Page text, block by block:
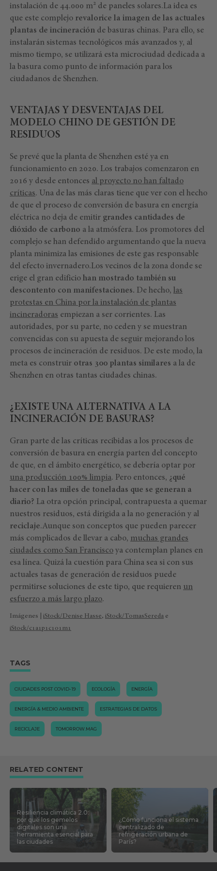
instalación de 44.000 m2 de paneles solares.La idea es
que este complejo revalorice la imagen de las actuales
plantas de incineración de basuras chinas. Para ello, se
instalarán sistemas tecnológicos más avanzados y, al
mismo tiempo, se utilizará esta microciudad dedicada a
la basura como punto de información para los
ciudadanos de Shenzhen.
VENTAJAS Y DESVENTAJAS DEL
MODELO CHINO DE GESTIÓN DE
RESIDUOS
Se prevé que la planta de Shenzhen esté ya en
funcionamiento en 2020. Los trabajos comenzaron en
2016 y desde entonces al proyecto no han faltado
críticas. Una de las más claras tiene que ver con el hecho
de que el proceso de conversión de basura en energía
eléctrica no deja de emitir grandes cantidades de
dióxido de carbono a la atmósfera. Los promotores del
complejo se han defendido argumentando que la nueva
planta minimiza las emisiones de este gas responsable
del efecto invernadero.Los vecinos de la zona donde se
erige el gran edificio han mostrado también su
descontento con manifestaciones. De hecho, las
protestas en China por la instalación de plantas
incineradoras empiezan a ser corrientes. Las
autoridades, por su parte, no ceden y se muestran
convencidas con su apuesta de seguir mejorando los
procesos de incineración de residuos. De este modo, la
meta es construir otras 300 plantas similares a la de
Shenzhen en otras tantas ciudades chinas.
¿EXISTE UNA ALTERNATIVA A LA
INCINERACIÓN DE BASURAS?
Gran parte de las críticas recibidas a los procesos de
conversión de basura en energía parten del concepto
de que, en el ámbito energético, se debería optar por
una producción 100% limpia. Pero entonces, ¿qué
hacer con las miles de toneladas que se generan a
diario? La otra opción principal, contrapuesta a quemar
nuestros residuos, está dirigida a la no generación y al
reciclaje.Aunque son conceptos que pueden parecer
más complicados de llevar a cabo, muchas grandes
ciudades como San Francisco ya contemplan planes en
esa línea. Quizá la cuestión para China sea si con sus
actuales tasas de generación de residuos puede
permitirse soluciones de este tipo, que requieren un
esfuerzo a más largo plazo.
Imágenes | iStock/Denise Hasse, iStock/TomasSereda e
iStock/c1a1p1c1o1m1
TAGS
CIUDADES POST COVID-19 ECOLOGÍA ENERGÍA
ENERGÍA & MEDIO AMBIENTE ESTRATEGIAS DE DATOS
RECICLAJE TOMORROW.MAG
RELATED CONTENT
Resiliencia climática 2.0:
por qué los gemelos
digitales son una
herramienta esencial para
las ciudades
¿Cómo funciona el sistema
centralizado de
refrigeración urbana de
París?